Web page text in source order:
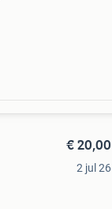
€ 20,00
2 jul 26